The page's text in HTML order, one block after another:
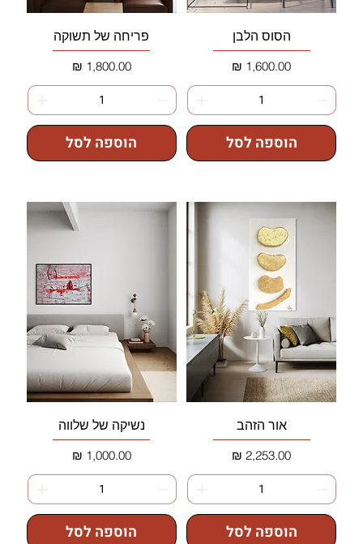
הסוס הלבן
מחיר
הוספה לסל
פריחה של תשוקה
מחיר‏1,800.00 ‏₪
הוספה לסל
אור הזהב
מחיר
הוספה לסל
נשיקה של שלווה
מחיר‏1,000.00 ‏₪
הוספה לסל